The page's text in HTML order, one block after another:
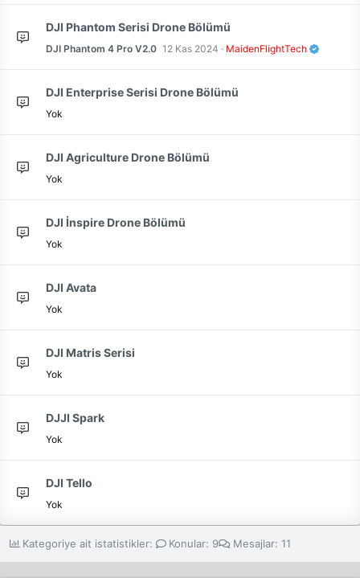
DJI Phantom Serisi Drone Bölümü
DJI Phantom 4 Pro V2.0 12 Kas 2024 MaidenFlightTech
DJI Enterprise Serisi Drone Bölümü
Yok
DJI Agriculture Drone Bölümü
Yok
DJI İnspire Drone Bölümü
Yok
DJI Avata
Yok
DJI Matris Serisi
Yok
DJJI Spark
Yok
DJI Tello
Yok
Kategoriye ait istatistikler: Konular 9 Mesajlar 11